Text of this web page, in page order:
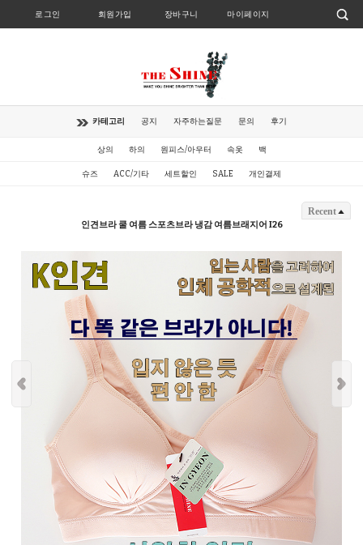
로그인 회원가입 장바구니 마이페이지
카테고리 공지 자주하는질문 문의 후기
상의 하의 원피스/아우터 속옷 백
슈즈 ACC/기타 세트할인 SALE 개인결제
Recent
인견브라 쿨 여름 스포츠브라 냉감 여름브래지어 I26